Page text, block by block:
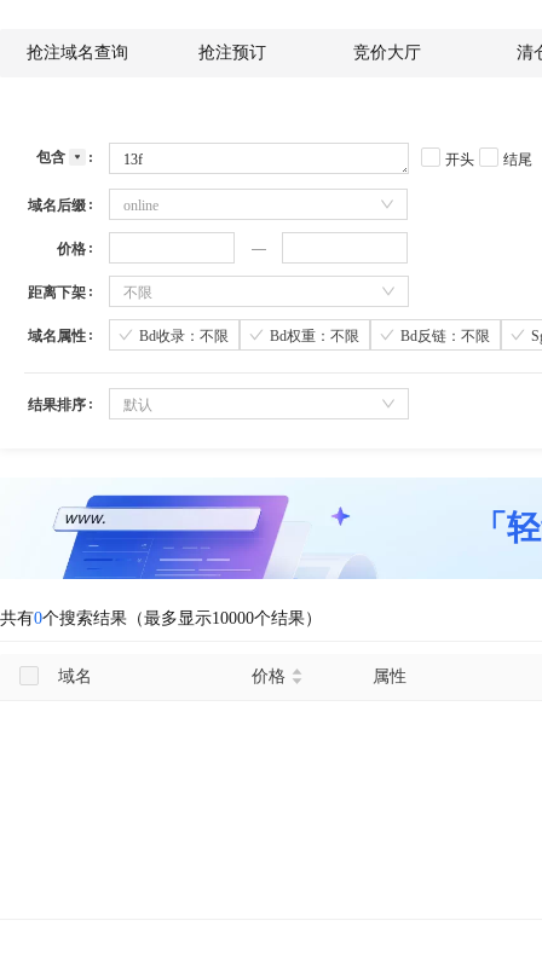
抢注域名查询 抢注预订 竞价大厅 清
包含 开头 结尾
域名后缀 online
价格
距离下架 不限
域名属性 Bd收录：不限 Bd权重：不限 Bd反链：不限
结果排序 默认
「
共有0个搜索结果（最多显示10000个结果）
域名 价格 属性